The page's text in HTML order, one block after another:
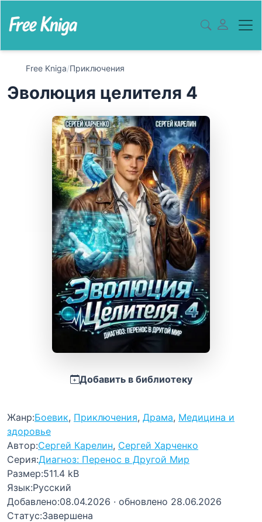
Free Kniga/Приключения
Эволюция целителя 4
Добавить в библиотеку
Жанр:Боевик, Приключения, Драма, Медицина и
здоровье
Автор:Сергей Карелин, Сергей Харченко
Серия:Диагноз: Перенос в Другой Мир
Размер:511.4 kB
Язык:Русский
Добавлено:08.04.2026 · обновлено 28.06.2026
Статус:Завершена